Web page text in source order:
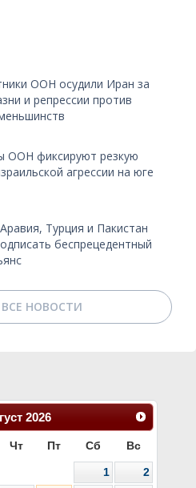
ООН осудили Иран за
и репрессии против
ООН фиксируют резкую
агрессии на юге
Турция и Пакистан
беспрецедентный
НОВОСТИ
2026
Чт Пт Сб Вс
1
2